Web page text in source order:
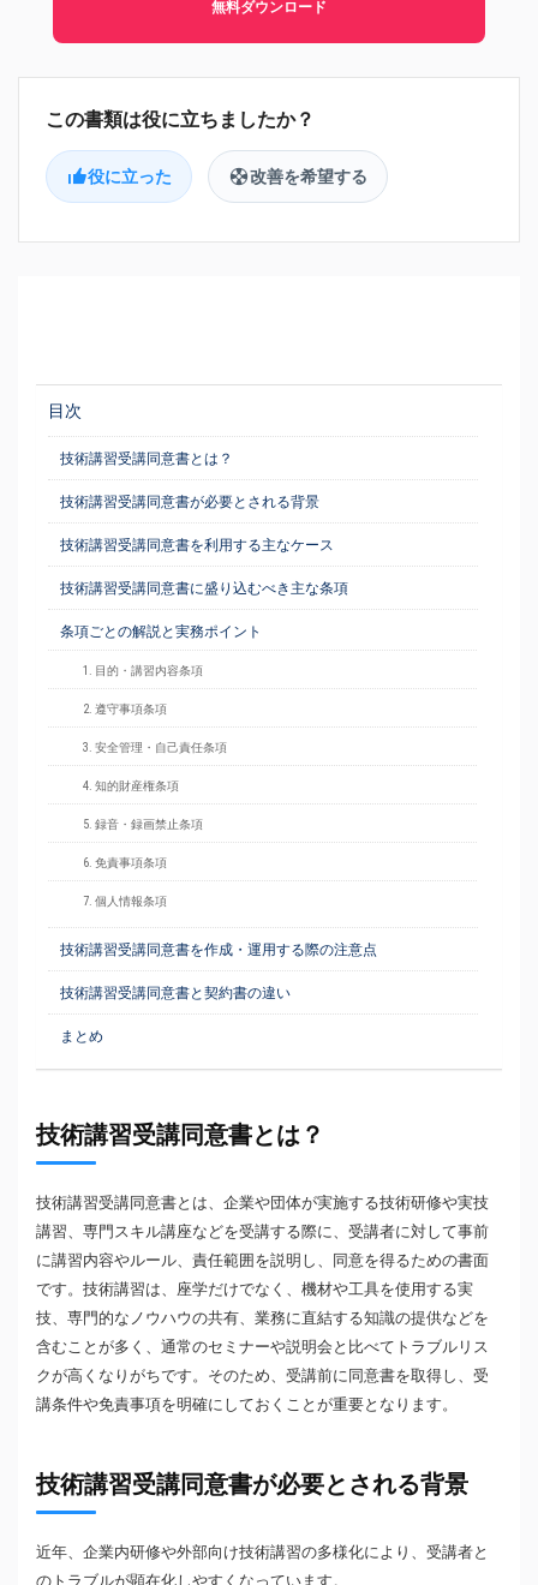
無料ダウンロード
役に立った 改善を希望する
目次
技術講習受講同意書とは？
技術講習受講同意書が必要とされる背景
技術講習受講同意書を利用する主なケース
技術講習受講同意書に盛り込むべき主な条項
条項ごとの解説と実務ポイント
1. 目的・講習内容条項
2. 遵守事項条項
3. 安全管理・自己責任条項
4. 知的財産権条項
5. 録音・録画禁止条項
6. 免責事項条項
7. 個人情報条項
技術講習受講同意書を作成・運用する際の注意点
技術講習受講同意書と契約書の違い
まとめ
技術講習受講同意書とは？
技術講習受講同意書とは、企業や団体が実施する技術研修や実技
講習、専門スキル講座などを受講する際に、受講者に対して事前
に講習内容やルール、責任範囲を説明し、同意を得るための書面
です。技術講習は、座学だけでなく、機材や工具を使用する実
技、専門的なノウハウの共有、業務に直結する知識の提供などを
含むことが多く、通常のセミナーや説明会と比べてトラブルリス
クが高くなりがちです。そのため、受講前に同意書を取得し、受
講条件や免責事項を明確にしておくことが重要となります。
技術講習受講同意書が必要とされる背景
近年、企業内研修や外部向け技術講習の多様化により、受講者と
のトラブルが顕在化しやすくなっています。